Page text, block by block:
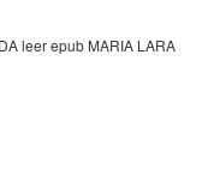
leer epub MARIA LARA